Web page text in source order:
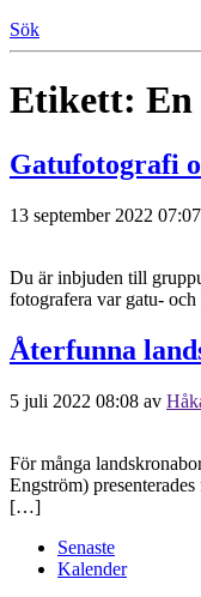
Sök
Etikett: En
Gatufotografi
13 september 2022 07:07
Du är inbjuden till
fotografera var gatu-
Återfunna
5 juli 2022 08:08 av
För många
Engström)
[…]
Senaste
Kalender